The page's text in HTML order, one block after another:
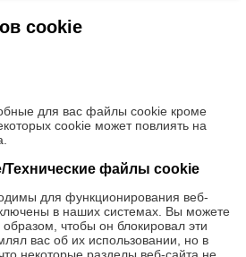
cookie
для вас файлы cookie кроме
cookie может повлиять на
файлы cookie
для функционирования веб-
в наших системах. Вы можете
образом, чтобы он блокировал эти
вас об их использовании, но в